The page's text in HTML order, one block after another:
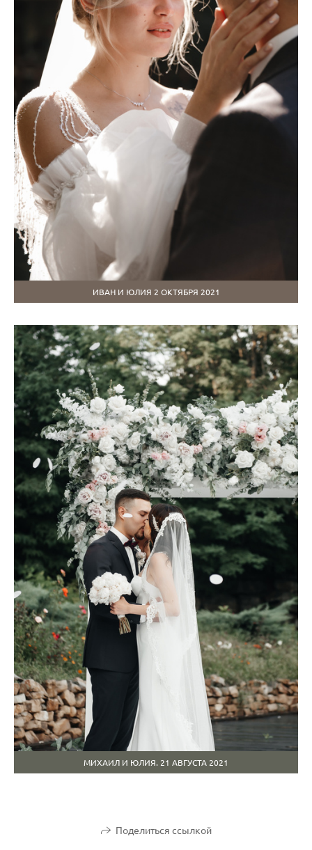
ИВАН И ЮЛИЯ 2 ОКТЯБРЯ 2021
МИХАИЛ И ЮЛИЯ. 21 АВГУСТА 2021
Поделиться ссылкой